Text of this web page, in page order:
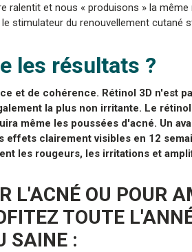
et nous « produisons » la même
stimulateur du renouvellement cutané
les résultats ?
et de cohérence. Rétinol 3D n'est
la plus non irritante. Le
même les poussées d'acné. Un
effets clairement visibles en 12
les rougeurs, les irritations et
L'ACNÉ OU POUR
TOUTE
SAINE :